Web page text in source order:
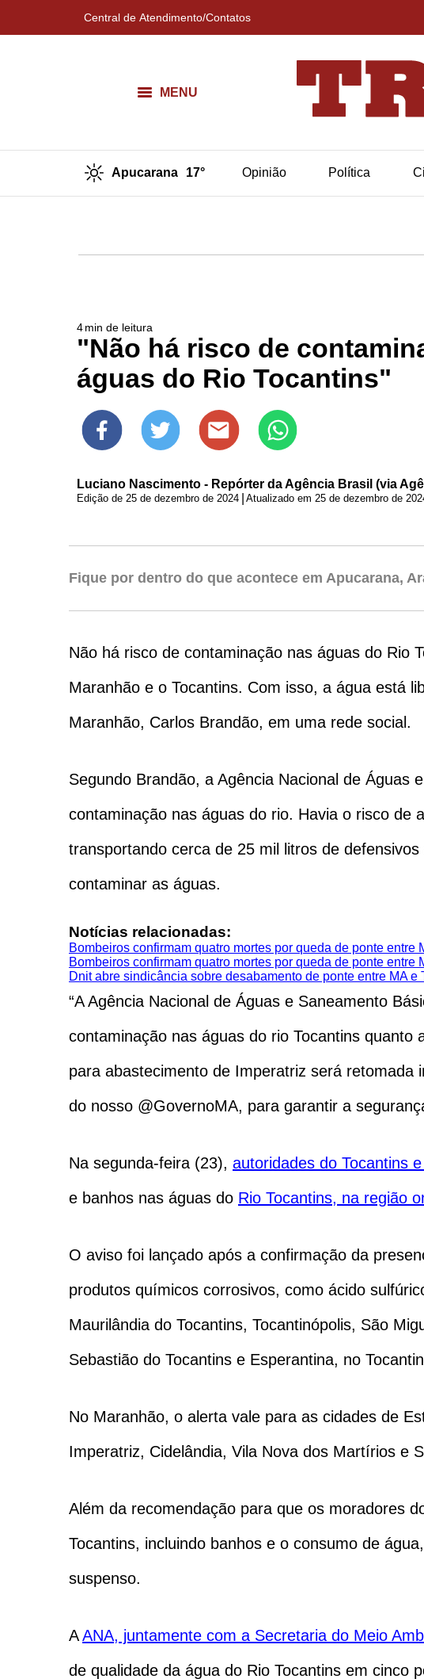
Central de Atendimento/Contatos
MENU
Apucarana 17° Opinião Política
4min de leitura
"Não há risco de
águas do Rio Tocantins"
Luciano Nascimento - Repórter da Agência Brasil (via
Edição de 25 de dezembro de 2024 Atualizado em 25 de dezembro de
Fique por dentro do que acontece em Apucarana,
Não há risco de contaminação nas águas do Rio
Maranhão e o Tocantins. Com isso, a água está
Maranhão, Carlos Brandão, em uma rede social.
Segundo Brandão, a Agência Nacional de
contaminação nas águas do rio. Havia o risco de
transportando cerca de 25 mil litros de
contaminar as águas.
Notícias relacionadas:
Bombeiros confirmam quatro mortes por queda de ponte entre
Bombeiros confirmam quatro mortes por queda de ponte entre
Dnit abre sindicância sobre desabamento de ponte entre MA e
“A Agência Nacional de Águas e Saneamento
contaminação nas águas do rio Tocantins
para abastecimento de Imperatriz será
do nosso @GovernoMA, para garantir a
Na segunda-feira (23), autoridades do Tocantins
e banhos nas águas do Rio Tocantins, na região
O aviso foi lançado após a confirmação da
produtos químicos corrosivos, como ácido
Maurilândia do Tocantins, Tocantinópolis, São
Sebastião do Tocantins e Esperantina, no
No Maranhão, o alerta vale para as cidades de
Imperatriz, Cidelândia, Vila Nova dos Martírios e
Além da recomendação para que os moradores
Tocantins, incluindo banhos e o consumo de
suspenso.
AANA, juntamente com a Secretaria do Meio
de qualidade da água do Rio Tocantins em cinco